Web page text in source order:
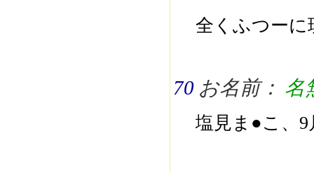
全くふつー
70 お名前： 名
塩見ま●こ、